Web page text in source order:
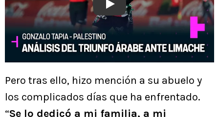
Play
Pero tras ello, hizo mención a su abuelo y
los complicados días que ha enfrentado.
“Se lo dedicó a mi familia, a mi